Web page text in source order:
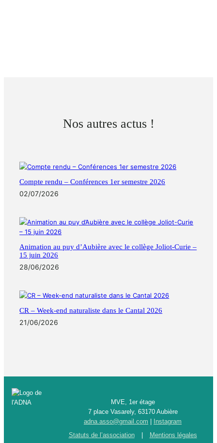
Nos autres actus !
Compte rendu – Conférences 1er semestre 2026
02/07/2026
Animation au puy d’Aubière avec le collège Joliot-Curie –
15 juin 2026
28/06/2026
CR – Week-end naturaliste dans le Cantal 2026
21/06/2026
MVE, 1er étage
7 place Vasarely, 63170 Aubière
adna.asso@gmail.com
Instagram
Statuts de l’association
Mentions légales